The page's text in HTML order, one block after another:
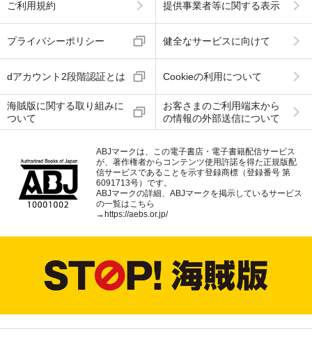
ご利用規約 提供事業者等に関する表示
プライバシーポリシー 健全なサービスに向けて
dアカウント2段階認証とは Cookieの利用について
海賊版に関する取り組みに
ついて
お客さまのご利用端末から
の情報の外部送信について
ABJマークは、この電子書店・電子書籍配信サービス
が、著作権者からコンテンツ使用許諾を得た正規版配
信サービスであることを示す登録商標（登録番号 第
6091713号）です。
ABJマークの詳細、ABJマークを掲示しているサービス
の一覧はこちら
→ https://aebs.or.jp/